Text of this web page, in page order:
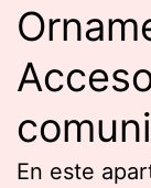
En este